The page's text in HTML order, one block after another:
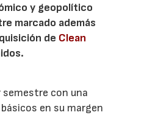
y geopolítico
marcado además
de Clean
semestre con una
en su margen